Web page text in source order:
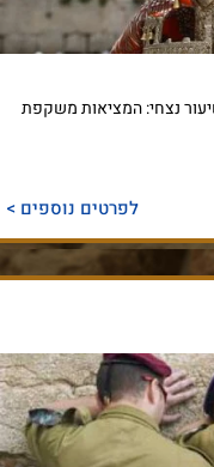
נצחי: המציאות משקפת
לפרטים נוספים >